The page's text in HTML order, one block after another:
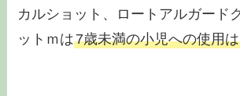
カルショット、ロートアルガード
ットｍは7歳未満の小児への使用